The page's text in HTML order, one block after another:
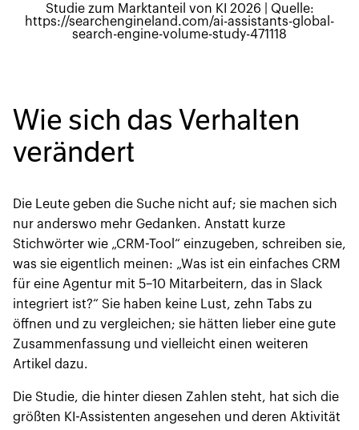
Studie zum Marktanteil von KI 2026 | Quelle:
https://searchengineland.com/ai-assistants-global-
search-engine-volume-study-471118
Wie sich das Verhalten
verändert
Die Leute geben die Suche nicht auf; sie machen sich
nur anderswo mehr Gedanken. Anstatt kurze
Stichwörter wie „CRM-Tool“ einzugeben, schreiben sie,
was sie eigentlich meinen: „Was ist ein einfaches CRM
für eine Agentur mit 5–10 Mitarbeitern, das in Slack
integriert ist?“ Sie haben keine Lust, zehn Tabs zu
öffnen und zu vergleichen; sie hätten lieber eine gute
Zusammenfassung und vielleicht einen weiteren
Artikel dazu.
Die Studie, die hinter diesen Zahlen steht, hat sich die
größten KI-Assistenten angesehen und deren Aktivität